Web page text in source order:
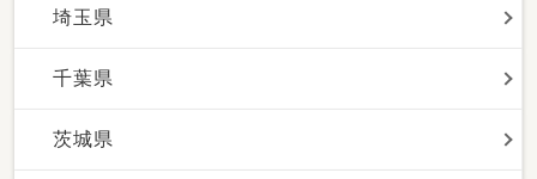
埼玉県
千葉県
茨城県